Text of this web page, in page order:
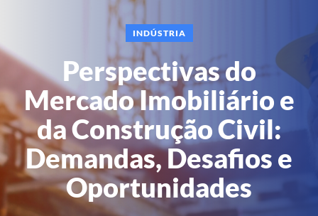
INDÚSTRIA
Perspectivas do
Mercado Imobiliário e
da Construção Civil:
Demandas, Desafios e
Oportunidades